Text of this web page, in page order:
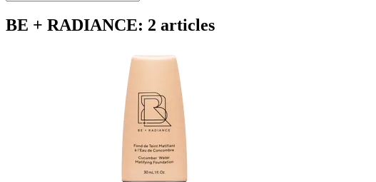
BE + RADIANCE: 2 articles